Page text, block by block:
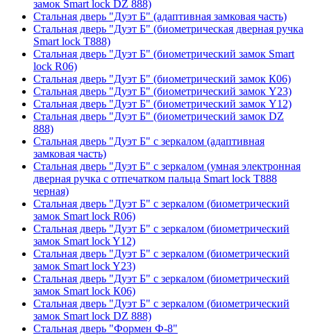
замок Smart lock DZ 888)
Стальная дверь "Дуэт Б" (адаптивная замковая часть)
Стальная дверь "Дуэт Б" (биометрическая дверная ручка
Smart lock T888)
Стальная дверь "Дуэт Б" (биометрический замок Smart
lock R06)
Стальная дверь "Дуэт Б" (биометрический замок К06)
Стальная дверь "Дуэт Б" (биометрический замок Y23)
Стальная дверь "Дуэт Б" (биометрический замок Y12)
Стальная дверь "Дуэт Б" (биометрический замок DZ
888)
Стальная дверь "Дуэт Б" с зеркалом (адаптивная
замковая часть)
Стальная дверь "Дуэт Б" с зеркалом (умная электронная
дверная ручка с отпечатком пальца Smart lock T888
черная)
Стальная дверь "Дуэт Б" с зеркалом (биометрический
замок Smart lock R06)
Стальная дверь "Дуэт Б" с зеркалом (биометрический
замок Smart lock Y12)
Стальная дверь "Дуэт Б" с зеркалом (биометрический
замок Smart lock Y23)
Стальная дверь "Дуэт Б" с зеркалом (биометрический
замок Smart lock К06)
Стальная дверь "Дуэт Б" с зеркалом (биометрический
замок Smart lock DZ 888)
Стальная дверь "Формен Ф-8"